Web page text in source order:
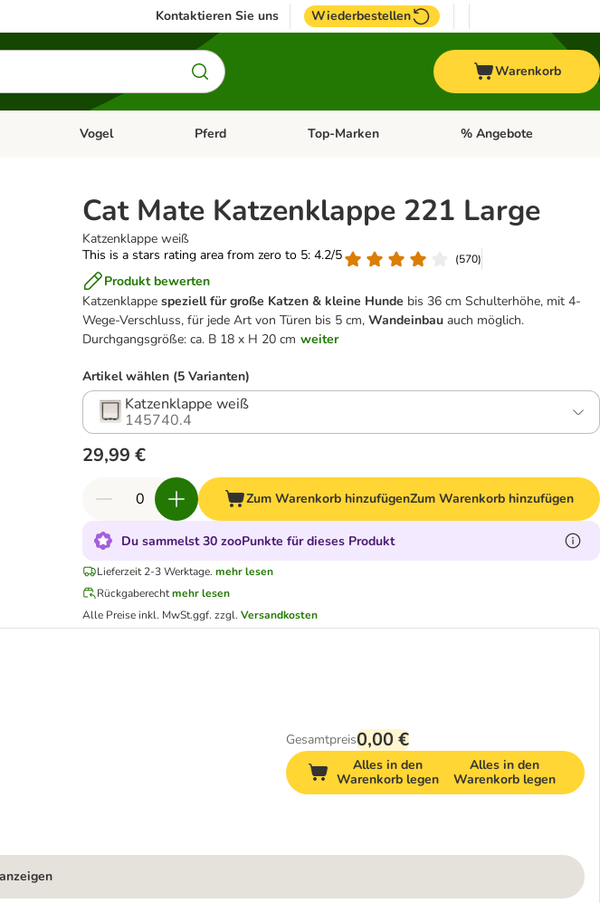
Kontaktieren Sie uns Wiederbestellen
Warenkorb
& Zubehör
Menü öffnen: KleintierKategorie-Menü öffnen: Fisch
Vogel Kategorie-Menü öffnen: Vogel
Pferd Kategorie-Menü öffnen: Pferd
Top-Marken Kategorie-Menü öffnen:
% Angebote
Cat Mate Katzenklappe 221 Large
Katzenklappe weiß
This is a stars rating area from zero to 5: 4.2/5
(570)
Produkt bewerten
Katzenklappespeziell für große Katzen & kleine Hunde bis 36 cm Schulterhöhe, mit 4-
Wege-Verschluss, für jede Art von Türen bis 5 cm,Wandeinbau auch möglich.
Durchgangsgröße: ca. B 18 x H 20 cm weiter
Artikel wählen (5 Varianten)
Katzenklappe weiß
145740.4
29,99 €
Zum Warenkorb hinzufügenZum Warenkorb hinzufügen
Du sammelst 30 zooPunkte für dieses Produkt
Lieferzeit 2-3 Werktage. mehr lesen
Rückgaberechtmehr lesen
Alle Preise inkl. MwSt.ggf. zzgl.Versandkosten
Gesamtpreis0,00 €
Alles in den
Warenkorb legen
Alles in den
Warenkorb legen